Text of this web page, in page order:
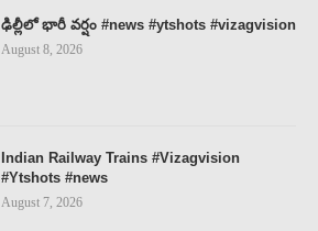
ఢిల్లీలో భారీ వర్షం #news #ytshots #vizagvision
August 8, 2026
Indian Railway Trains #Vizagvision
#Ytshots #news
August 7, 2026